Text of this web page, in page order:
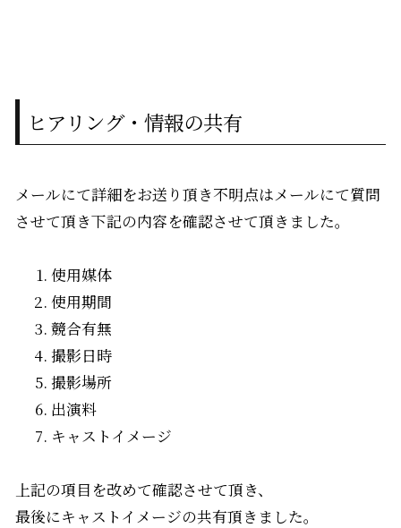
ヒアリング・情報の共有
メールにて詳細をお送り頂き不明点はメールにて質問
させて頂き下記の内容を確認させて頂きました。
使用媒体
使用期間
競合有無
撮影日時
撮影場所
出演料
キャストイメージ
上記の項目を改めて確認させて頂き、
最後にキャストイメージの共有頂きました。